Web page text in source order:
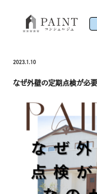
2023.1.10
なぜ外壁の定期点検が必